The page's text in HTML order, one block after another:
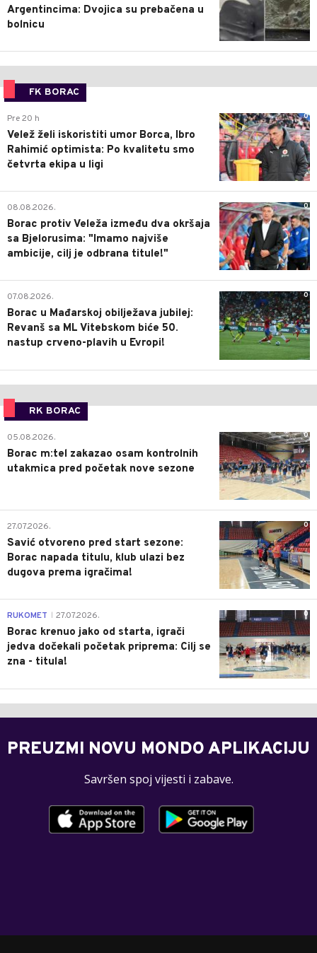
Argentincima: Dvojica su prebačena u
bolnicu
FK BORAC
0
Pre 20 h
Velež želi iskoristiti umor Borca, Ibro
Rahimić optimista: Po kvalitetu smo
četvrta ekipa u ligi
0
08.08.2026.
Borac protiv Veleža između dva okršaja
sa Bjelorusima: "Imamo najviše
ambicije, cilj je odbrana titule!"
0
07.08.2026.
Borac u Mađarskoj obilježava jubilej:
Revanš sa ML Vitebskom biće 50.
nastup crveno-plavih u Evropi!
RK BORAC
0
05.08.2026.
Borac m:tel zakazao osam kontrolnih
utakmica pred početak nove sezone
0
27.07.2026.
Savić otvoreno pred start sezone:
Borac napada titulu, klub ulazi bez
dugova prema igračima!
0
RUKOMET 27.07.2026.
Borac krenuo jako od starta, igrači
jedva dočekali početak priprema: Cilj se
zna - titula!
PREUZMI NOVU MONDO APLIKACIJU
Savršen spoj vijesti i zabave.